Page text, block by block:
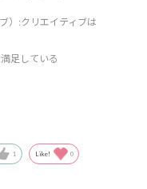
）:クリエイティブは
:満足している
1 Like! 0